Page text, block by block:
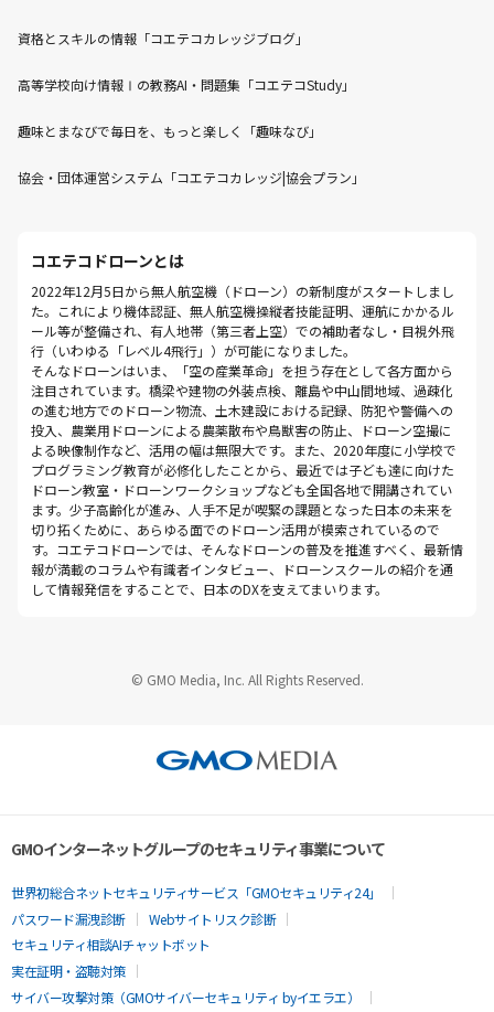
資格とスキルの情報「コエテコカレッジブログ」
高等学校向け情報Ⅰの教務AI・問題集「コエテコStudy」
趣味とまなびで毎日を、もっと楽しく「趣味なび」
協会・団体運営システム「コエテコカレッジ|協会プラン」
コエテコドローンとは
2022年12月5日から無人航空機（ドローン）の新制度がスタートしまし
た。これにより機体認証、無人航空機操縦者技能証明、運航にかかるル
ール等が整備され、有人地帯（第三者上空）での補助者なし・目視外飛
行（いわゆる「レベル4飛行」）が可能になりました。
そんなドローンはいま、「空の産業革命」を担う存在として各方面から
注目されています。橋梁や建物の外装点検、離島や中山間地域、過疎化
の進む地方でのドローン物流、土木建設における記録、防犯や警備への
投入、農業用ドローンによる農薬散布や鳥獣害の防止、ドローン空撮に
よる映像制作など、活用の幅は無限大です。また、2020年度に小学校で
プログラミング教育が必修化したことから、最近では子ども達に向けた
ドローン教室・ドローンワークショップなども全国各地で開講されてい
ます。少子高齢化が進み、人手不足が喫緊の課題となった日本の未来を
切り拓くために、あらゆる面でのドローン活用が模索されているので
す。コエテコドローンでは、そんなドローンの普及を推進すべく、最新情
報が満載のコラムや有識者インタビュー、ドローンスクールの紹介を通
して情報発信をすることで、日本のDXを支えてまいります。
© GMO Media, Inc. All Rights Reserved.
GMOインターネットグループのセキュリティ事業について
世界初総合ネットセキュリティサービス「GMOセキュリティ24」
パスワード漏洩診断
Webサイトリスク診断
セキュリティ相談AIチャットボット
実在証明・盗聴対策
サイバー攻撃対策（GMOサイバーセキュリティ byイエラエ）